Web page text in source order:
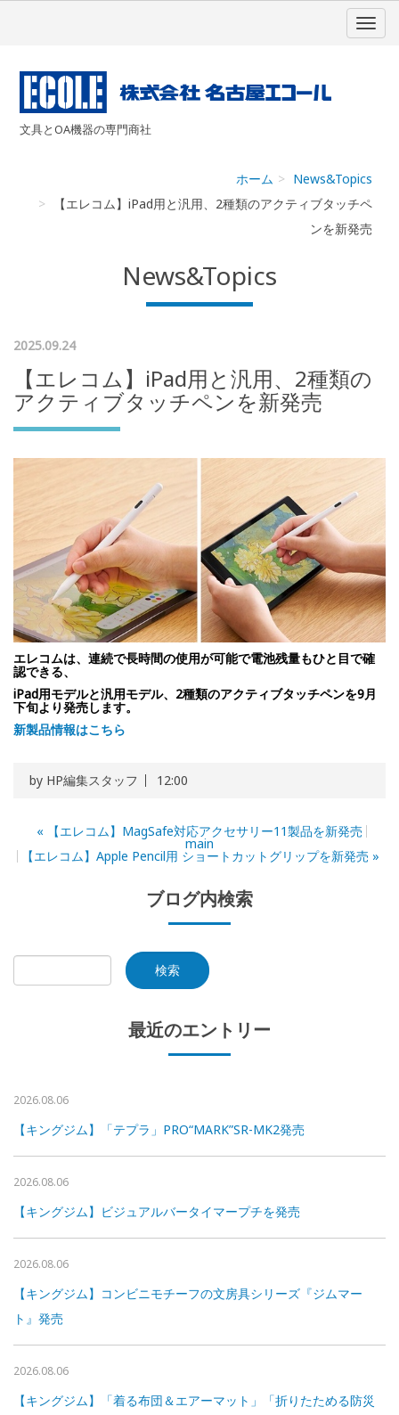
文具とOA機器の専門商社
ホーム
News&Topics
【エレコム】iPad用と汎用、2種類のアクティブタッチペ
ンを新発売
News&Topics
2025.09.24
【エレコム】iPad用と汎用、2種類の
アクティブタッチペンを新発売
エレコムは、連続で長時間の使用が可能で電池残量もひと目で確
認できる、
iPad用モデルと汎用モデル、2種類のアクティブタッチペンを9月
下旬より発売します。
新製品情報はこちら
by HP編集スタッフ 12:00
« 【エレコム】MagSafe対応アクセサリー11製品を新発売
main
【エレコム】Apple Pencil用 ショートカットグリップを新発売 »
ブログ内検索
最近のエントリー
2026.08.06
【キングジム】「テプラ」PRO“MARK”SR-MK2発売
2026.08.06
【キングジム】ビジュアルバータイマープチを発売
2026.08.06
【キングジム】コンビニモチーフの文房具シリーズ『ジムマー
ト』発売
2026.08.06
【キングジム】「着る布団＆エアーマット」「折りたためる防災